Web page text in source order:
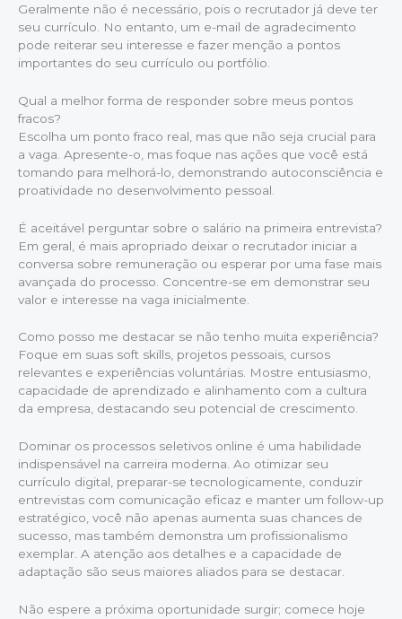
Geralmente não é necessário, pois o recrutador já deve ter
seu currículo. No entanto, um e-mail de agradecimento
pode reiterar seu interesse e fazer menção a pontos
importantes do seu currículo ou portfólio.
Qual a melhor forma de responder sobre meus pontos
fracos?
Escolha um ponto fraco real, mas que não seja crucial para
a vaga. Apresente-o, mas foque nas ações que você está
tomando para melhorá-lo, demonstrando autoconsciência e
proatividade no desenvolvimento pessoal.
É aceitável perguntar sobre o salário na primeira entrevista?
Em geral, é mais apropriado deixar o recrutador iniciar a
conversa sobre remuneração ou esperar por uma fase mais
avançada do processo. Concentre-se em demonstrar seu
valor e interesse na vaga inicialmente.
Como posso me destacar se não tenho muita experiência?
Foque em suas soft skills, projetos pessoais, cursos
relevantes e experiências voluntárias. Mostre entusiasmo,
capacidade de aprendizado e alinhamento com a cultura
da empresa, destacando seu potencial de crescimento.
Dominar os processos seletivos online é uma habilidade
indispensável na carreira moderna. Ao otimizar seu
currículo digital, preparar-se tecnologicamente, conduzir
entrevistas com comunicação eficaz e manter um follow-up
estratégico, você não apenas aumenta suas chances de
sucesso, mas também demonstra um profissionalismo
exemplar. A atenção aos detalhes e a capacidade de
adaptação são seus maiores aliados para se destacar.
Não espere a próxima oportunidade surgir; comece hoje